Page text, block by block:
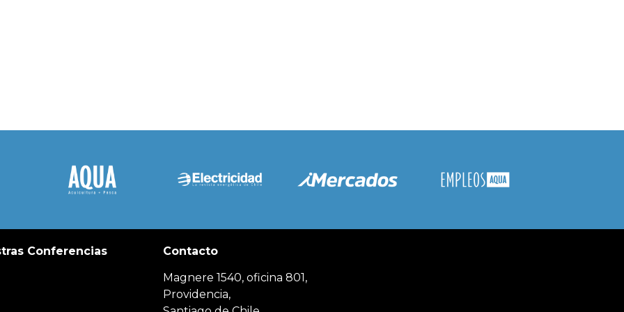
Conferencias Contacto
Magnere 1540, oficina 801,
Providencia,